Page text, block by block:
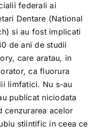
federali ai
Dentare (National
si au fost implicati
de ani de studii
care aratau, in
ca fluorura
limfatici. Nu s-au
publicat niciodata
cenzurarea acelor
stiintific in ceea ce